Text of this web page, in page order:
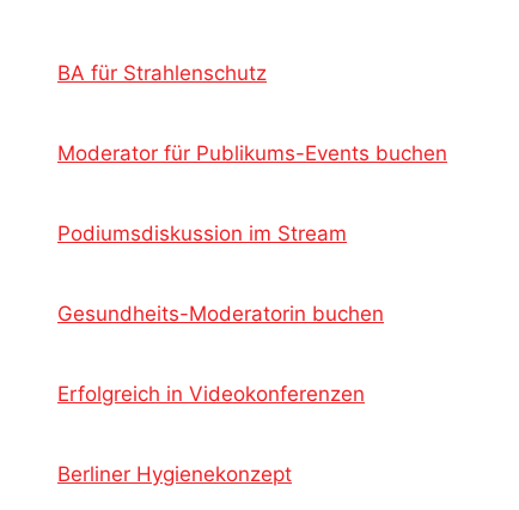
BA für Strahlenschutz
Moderator für Publikums-Events buchen
Podiumsdiskussion im Stream
Gesundheits-Moderatorin buchen
Erfolgreich in Videokonferenzen
Berliner Hygienekonzept